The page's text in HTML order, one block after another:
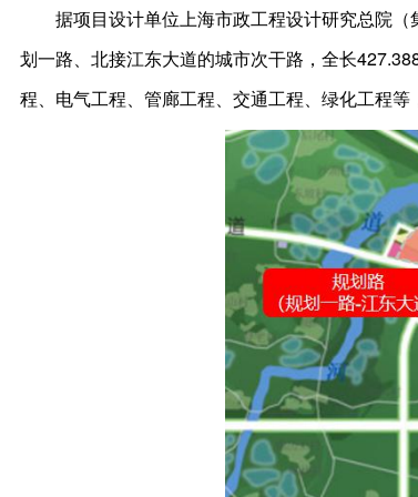
据项目设计单位上海市政工程设计研究总院
划一路、北接江东大道的城市次干路，全长
程、电气工程、管廊工程、交通工程、绿化工程等